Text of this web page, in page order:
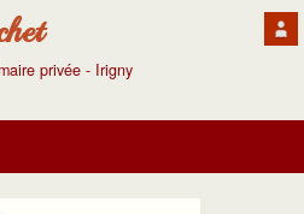
privée - Irigny